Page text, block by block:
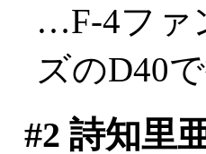
…F-4ファ
ズのD40
#2 詩知里